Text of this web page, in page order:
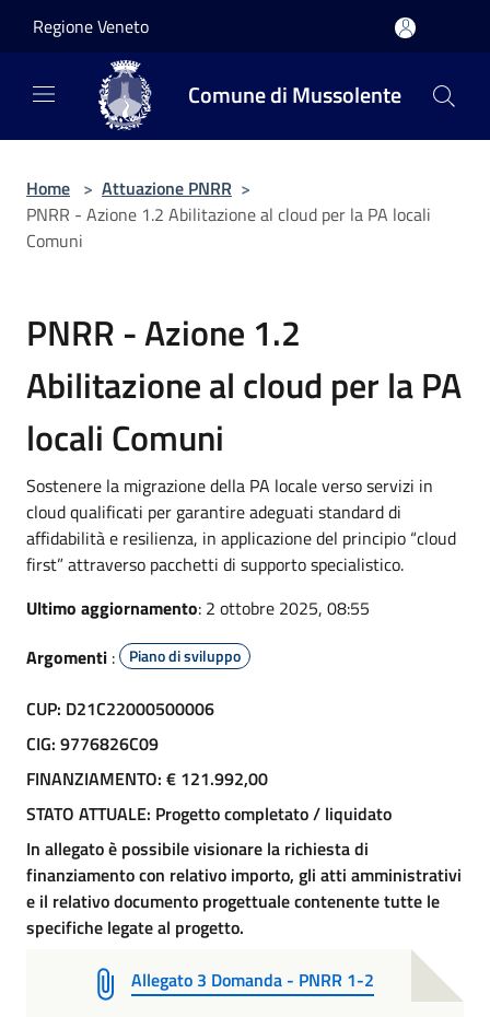
Regione Veneto
Comune di Mussolente
Home > Attuazione PNRR >
PNRR - Azione 1.2 Abilitazione al cloud per la PA locali
Comuni
PNRR - Azione 1.2
Abilitazione al cloud per la PA
locali Comuni
Sostenere la migrazione della PA locale verso servizi in
cloud qualificati per garantire adeguati standard di
affidabilità e resilienza, in applicazione del principio “cloud
first” attraverso pacchetti di supporto specialistico.
Ultimo aggiornamento: 2 ottobre 2025, 08:55
Argomenti : Piano di sviluppo
CUP: D21C22000500006
CIG: 9776826C09
FINANZIAMENTO: € 121.992,00
STATO ATTUALE: Progetto completato / liquidato
In allegato è possibile visionare la richiesta di
finanziamento con relativo importo, gli atti amministrativi
e il relativo documento progettuale contenente tutte le
specifiche legate al progetto.
Allegato 3 Domanda - PNRR 1-2